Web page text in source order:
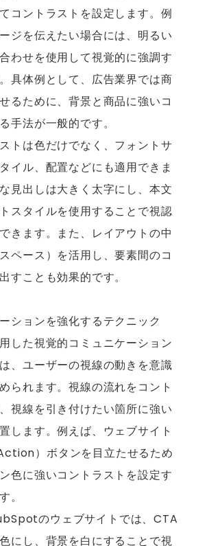
コントラストを設定します。例
ジを伝えたい場合には、明るい
わせを使用して視覚的に強調す
具体例として、広告業界では商
るために、背景と商品に強いコ
手法が一般的です。
トは色だけでなく、フォントサ
イル、配置などにも適用できま
見出しは大きく太字にし、本文
スタイルを使用することで視認
きます。また、レイアウトの中
ペース）を活用し、要素間のコ
すことも効果的です。
ションを強化するテクニック
した視覚的コミュニケーション
、ユーザーの視線の動きを意識
られます。視線の流れをコント
視線を引き付けたい箇所に強い
します。例えば、ウェブサイト
）ボタンを目立たせるため
色に強いコントラストを設定す
。
のウェブサイトでは、CTA
にし、背景を白にすることで視